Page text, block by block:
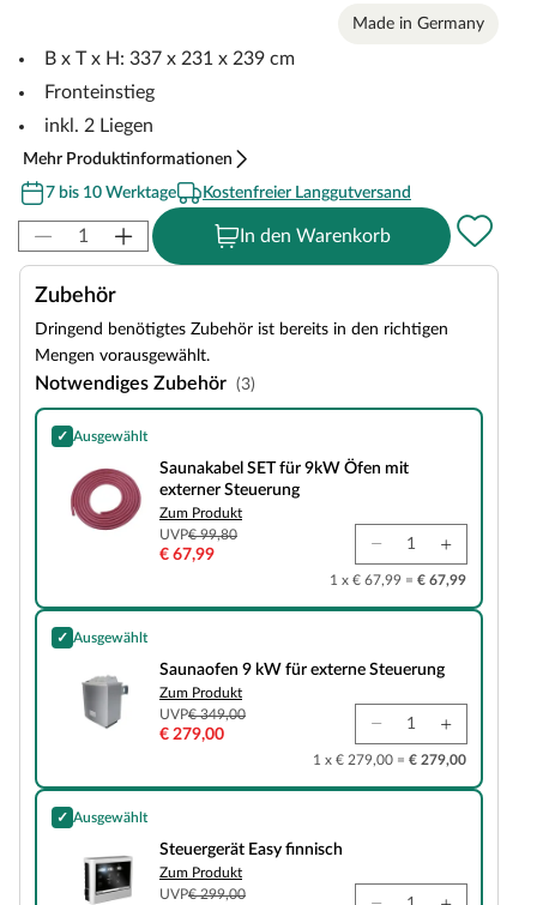
Made in Germany
B x T x H: 337 x 231 x 239 cm
Fronteinstieg
inkl. 2 Liegen
Mehr Produktinformationen
7 bis 10 Werktage
Kostenfreier Langgutversand
In den Warenkorb
Zubehör
Dringend benötigtes Zubehör ist bereits in den richtigen
Mengen vorausgewählt.
Notwendiges Zubehör (3)
✓ Ausgewählt
Saunakabel SET für 9kW Öfen mit externer Steuerung
Saunakabel SET für 9kW Öfen mit
externer Steuerung
Zum Produkt
UVP€ 99,80
€ 67,99
1 x € 67,99 = € 67,99
✓ Ausgewählt
Saunaofen 9 kW für externe Steuerung
Saunaofen 9 kW für externe Steuerung
Zum Produkt
UVP€ 349,00
€ 279,00
1 x € 279,00 = € 279,00
✓ Ausgewählt
Steuergerät Easy finnisch
Steuergerät Easy finnisch
Zum Produkt
UVP€ 299,00